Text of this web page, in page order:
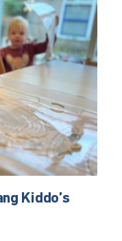
Kiddo’s